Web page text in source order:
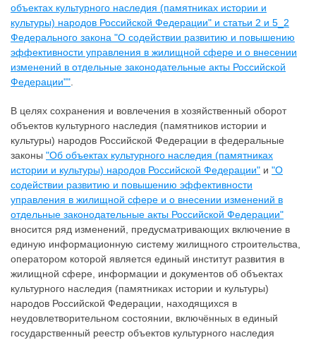
объектах культурного наследия (памятниках истории и
культуры) народов Российской Федерации" и статьи 2 и 5_2
Федерального закона "О содействии развитию и повышению
эффективности управления в жилищной сфере и о внесении
изменений в отдельные законодательные акты Российской
Федерации""
В целях сохранения и вовлечения в хозяйственный оборот
объектов культурного наследия (памятников истории и
культуры) народов Российской Федерации в федеральные
законы "Об объектах культурного наследия (памятниках
истории и культуры) народов Российской Федерации" и "О
содействии развитию и повышению эффективности
управления в жилищной сфере и о внесении изменений в
отдельные законодательные акты Российской Федерации"
вносится ряд изменений, предусматривающих включение в
единую информационную систему жилищного строительства,
оператором которой является единый институт развития в
жилищной сфере, информации и документов об объектах
культурного наследия (памятниках истории и культуры)
народов Российской Федерации, находящихся в
неудовлетворительном состоянии, включённых в единый
государственный реестр объектов культурного наследия